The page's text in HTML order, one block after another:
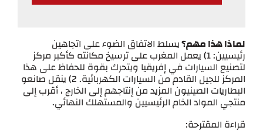
لماذا هذا مهم؟يسلط الاتفاق الضوء على اتجاهين
رئيسيين: 1) يعمل المغرب على ترسيخ مكانته كأكبر مركز
لتصنيع السيارات في إفريقيا ويتحرك بقوة للحفاظ على هذا
المركز للجيل القادم من السيارات الكهربائية. 2) ينقل صانعو
البطاريات الصينيون المزيد من إنتاجهم إلى الخارج ، أقرب إلى
منتجي المواد الخام الرئيسيين والمستهلك النهائي.
قراءة المقترحة: